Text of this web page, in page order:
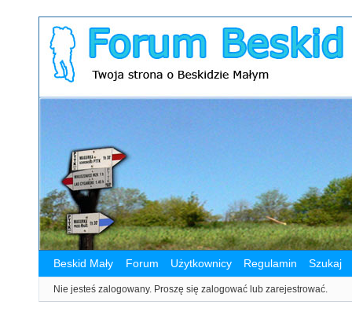
Beskid Mały Forum Użytkownicy Regulamin Szukaj
Nie jesteś zalogowany. Proszę się zalogować lub zarejestrować.